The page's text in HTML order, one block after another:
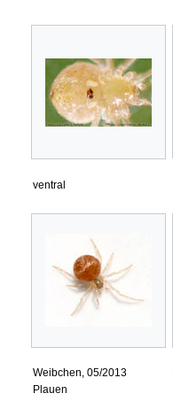
ventral
Weibchen, 05/2013
Plauen